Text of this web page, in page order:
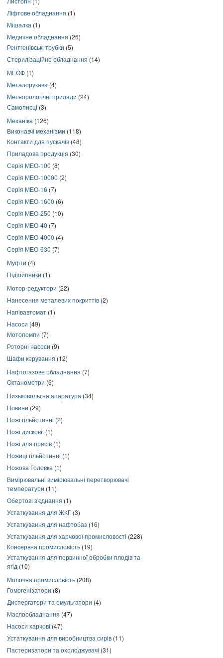
Ліфтове обладнання (1)
Мішалка (1)
Медичне обладнання (26)
Рентгенівські трубки (5)
Стерилізаційне обладнання (14)
МЕОФ (1)
Металорукава (4)
Метеорологічні прилади (24)
Самописці (3)
Механіка (126)
Виконавчі механізми (118)
Контакти для пускачів (48)
Приладова продукція (30)
Серія МЕО-100 (8)
Серія МЕО-10000 (2)
Серія МЕО-16 (7)
Серія МЕО-1600 (6)
Серія МЕО-250 (10)
Серія МЕО-40 (7)
Серія МЕО-4000 (4)
Серія МЕО-630 (7)
Муфти (4)
Підшипники (1)
Мотор-редуктори (22)
Нанесення металевих покриттів (2)
Напівавтомат (1)
Насоси (49)
Мотопомпи (7)
Роторні насоси (9)
Шафи керування (12)
Нафтогазове обладнання (7)
Октанометри (6)
Низьковольтна апаратура (34)
Новини (29)
Ножі гільйотинні (2)
Ножі дискові. (1)
Ножі для пресів (1)
Ножиці гільйотинні (1)
Ножова Головка (1)
Вимірювальні вимірювальні перетворювачі
температури (11)
Обертові з'єднання (1)
Устаткування для ЖКГ (3)
Устаткування для нафтобаз (16)
Устаткування для харчової промисловості (228)
Консервна промисловість (19)
Устаткування для первинної обробки плодів та
ягід (10)
Молочна промисловість (208)
Гомогенізатори (8)
Диспергатори та емульгатори (4)
Маслообладнання (47)
Насоси харчові (47)
Устаткування для виробництва сирів (11)
Пастеризатори та охолоджувачі (31)